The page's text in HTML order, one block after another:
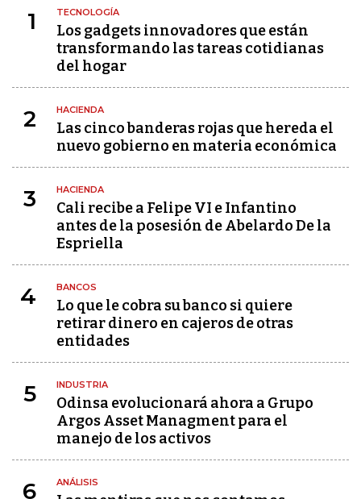
1 TECNOLOGÍA
Los gadgets innovadores que están
transformando las tareas cotidianas
del hogar
2 HACIENDA
Las cinco banderas rojas que hereda el
nuevo gobierno en materia económica
3 HACIENDA
Cali recibe a Felipe VI e Infantino
antes de la posesión de Abelardo De la
Espriella
4 BANCOS
Lo que le cobra su banco si quiere
retirar dinero en cajeros de otras
entidades
5 INDUSTRIA
Odinsa evolucionará ahora a Grupo
Argos Asset Managment para el
manejo de los activos
6 ANÁLISIS